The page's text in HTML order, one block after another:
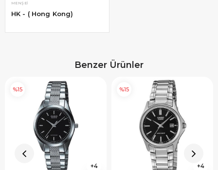
MENŞEI
HK - ( Hong Kong)
Benzer Ürünler
4
%15
4
%15